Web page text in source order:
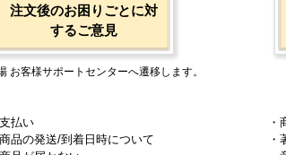
注文後のお困りごとに対
するご意見
お客様サポートセンターへ遷移します。
支払い
商品の発送/到着日時について
・
・